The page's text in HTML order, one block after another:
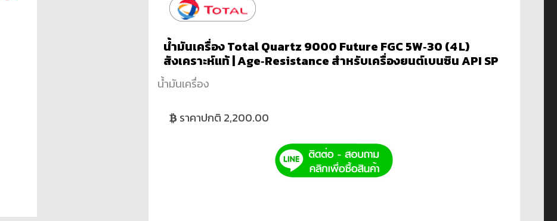
น้ำมันเครื่อง Total Quartz 9000 Future FGC 5W‑30 (4 L)
สังเคราะห์แท้ | Age‑Resistance สำหรับเครื่องยนต์เบนซิน API SP
น้ำมันเครื่อง
ราคาปกติ 2,200.00